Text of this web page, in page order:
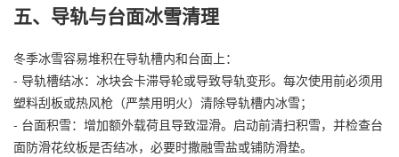
五、导轨与台面冰雪清理
冬季冰雪容易堆积在导轨槽内和台面上：
- 导轨槽结冰：冰块会卡滞导轮或导致导轨变形。每次使用前必须用
塑料刮板或热风枪（严禁用明火）清除导轨槽内冰雪；
- 台面积雪：增加额外载荷且导致湿滑。启动前清扫积雪，并检查台
面防滑花纹板是否结冰，必要时撒融雪盐或铺防滑垫。